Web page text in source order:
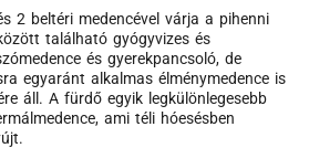
2 beltéri medencével várja a pihenni
található gyógyvizes és
és gyerekpancsoló, de
egyaránt alkalmas élménymedence is
áll. A fürdő egyik legkülönlegesebb
ami téli hóesésben